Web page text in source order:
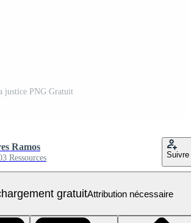
justice PNG Gratuit
Ramos
Ressources Suivre
gratuitAttribution nécessaire